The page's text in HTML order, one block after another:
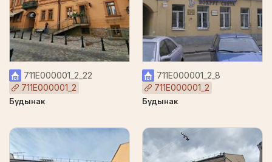
711Е000001_2_22
711Е000001_2
Будынак
711Е000001_2_8
711Е000001_2
Будынак